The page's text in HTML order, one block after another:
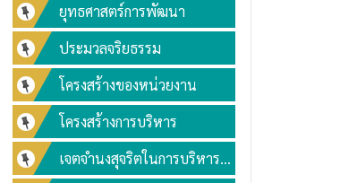
ยุทธศาสตร์การพัฒนา
ประมวลจริยธรรม
โครงสร้างของหน่วยงาน
โครงสร้างการบริหาร
เจตจำนงสุจริตในการบริหาร